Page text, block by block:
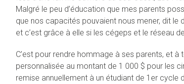
Malgré le peu d’éducation que mes parents
que nos capacités pouvaient nous mener, dit le
et c’est grâce à elle si les cégeps et le réseau
C’est pour rendre hommage à ses parents, et
personnalisée au montant de 1 000 $ pour les
remise annuellement à un étudiant de 1er cycle